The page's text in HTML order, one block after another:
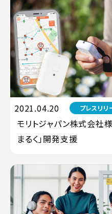
2021.04.20 プレスリリ
モリトジャパン株式会社
まるく」開発支援